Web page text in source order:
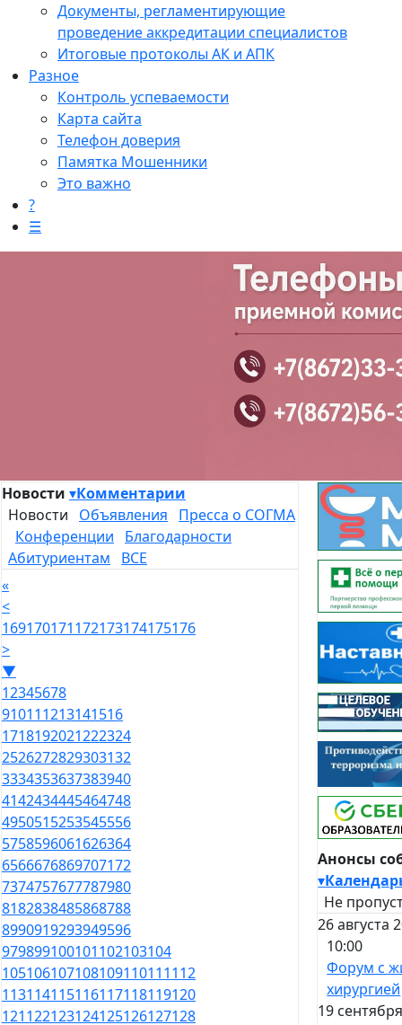
Документы, регламентирующие
проведение аккредитации специалистов
Итоговые протоколы АК и АПК
Разное
Контроль успеваемости
Карта сайта
Телефон доверия
Памятка Мошенники
Это важно
?
☰
Новости ▾Комментарии
Новости Объявления
Пресса о СОГМА
Конференции
Благодарности
Абитуриентам
ВСЕ
«
<
169170171172173174175176
>
▼
12345678
910111213141516
1718192021222324
2526272829303132
3334353637383940
4142434445464748
4950515253545556
5758596061626364
6566676869707172
7374757677787980
8182838485868788
8990919293949596
979899100101102103104
105106107108109110111112
113114115116117118119120
121122123124125126127128
Анонсы
▾
Не
26 августа
10:00
Форум с
хирургией
19